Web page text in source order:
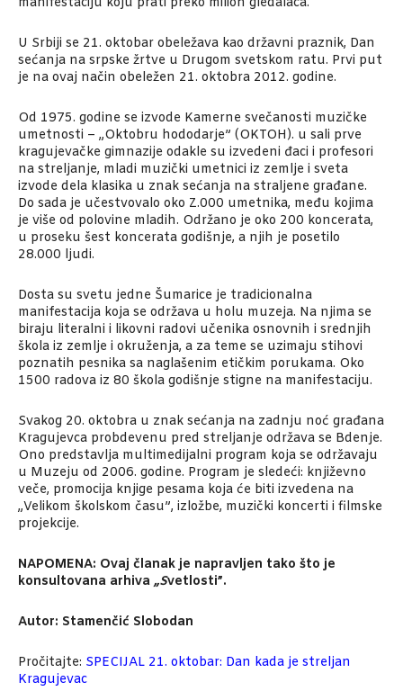
manifestaciju koju prati preko milion gledalaca.
U Srbiji se 21. oktobar obeležava kao državni praznik, Dan
sećanja na srpske žrtve u Drugom svetskom ratu. Prvi put
je na ovaj način obeležen 21. oktobra 2012. godine.
Od 1975. godine se izvode Kamerne svečanosti muzičke
umetnosti – „Oktobru hododarje” (OKTOH). u sali prve
kragujevačke gimnazije odakle su izvedeni đaci i profesori
na streljanje, mladi muzički umetnici iz zemlje i sveta
izvode dela klasika u znak sećanja na straljene građane.
Do sada je učestvovalo oko Z.000 umetnika, među kojima
je više od polovine mladih. Održano je oko 200 koncerata,
u proseku šest koncerata godišnje, a njih je posetilo
28.000 ljudi.
Dosta su svetu jedne Šumarice je tradicionalna
manifestacija koja se održava u holu muzeja. Na njima se
biraju literalni i likovni radovi učenika osnovnih i srednjih
škola iz zemlje i okruženja, a za teme se uzimaju stihovi
poznatih pesnika sa naglašenim etičkim porukama. Oko
1500 radova iz 80 škola godišnje stigne na manifestaciju.
Svakog 20. oktobra u znak sećanja na zadnju noć građana
Kragujevca probdevenu pred streljanje održava se Bdenje.
Ono predstavlja multimedijalni program koja se održavaju
u Muzeju od 2006. godine. Program je sledeći: književno
veče, promocija knjige pesama koja će biti izvedena na
„Velikom školskom času”, izložbe, muzički koncerti i filmske
projekcije.
NAPOMENA: Ovaj članak je napravljen tako što je
konsultovana arhiva„Svetlosti”.
Autor: Stamenčić Slobodan
Pročitajte: SPECIJAL 21. oktobar: Dan kada je streljan
Kragujevac